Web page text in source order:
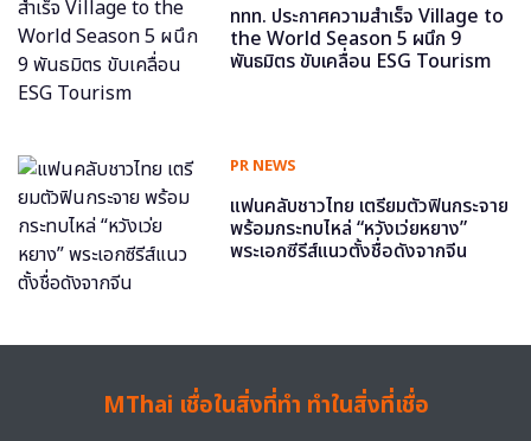
ททท. ประกาศความสำเร็จ Village to
the World Season 5 ผนึก 9
พันธมิตร ขับเคลื่อน ESG Tourism
PR NEWS
แฟนคลับชาวไทย เตรียมตัวฟินกระจาย
พร้อมกระทบไหล่ “หวังเว่ยหยาง”
พระเอกซีรีส์แนวตั้งชื่อดังจากจีน
MThai เชื่อในสิ่งที่ทำ ทำในสิ่งที่เชื่อ